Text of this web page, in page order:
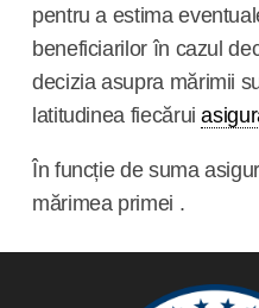
pentru a estima
beneficiarilor în cazul
decizia asupra mărimii
latitudinea fiecărui
În funcție de suma
mărimea primei .